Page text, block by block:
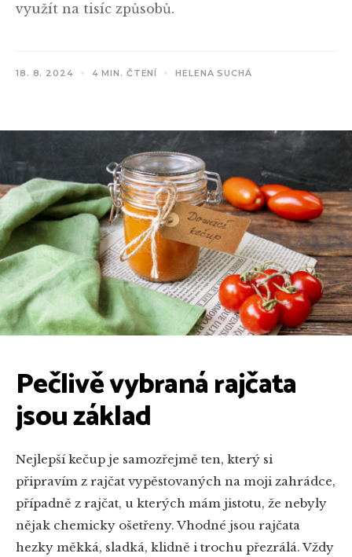
využít na tisíc způsobů.
18. 8. 2024 4 MIN. ČTENÍ HELENA SUCHÁ
Pečlivě vybraná rajčata
jsou základ
Nejlepší kečup je samozřejmě ten, který si
připravím z rajčat vypěstovaných na moji zahrádce,
případně z rajčat, u kterých mám jistotu, že nebyly
nějak chemicky ošetřeny. Vhodné jsou rajčata
hezky měkká, sladká, klidně i trochu přezrálá. Vždy